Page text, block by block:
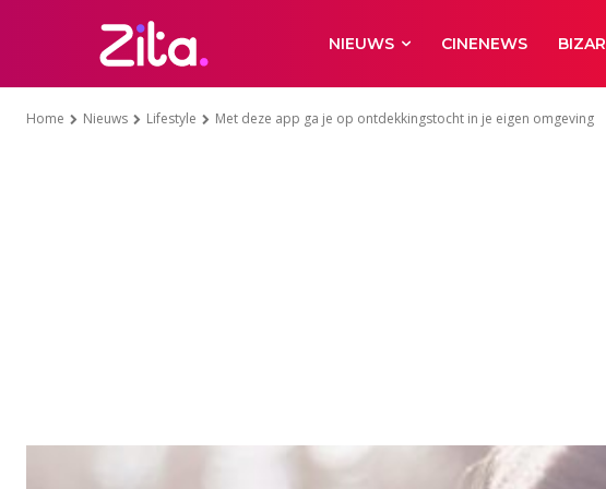
NIEUWS CINENEWS BIZAR
Home Nieuws Lifestyle Met deze app ga je op ontdekkingstocht in je eigen omgeving